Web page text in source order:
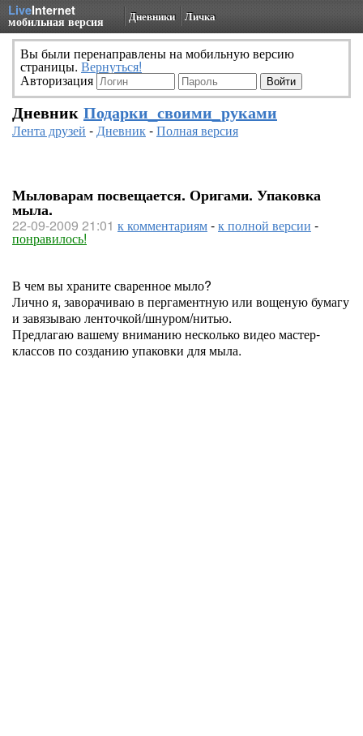
LiveInternet
мобильная версия Дневники Личка
Вы были перенаправлены на мобильную версию
страницы. Вернуться!
Авторизация
Дневник Подарки_своими_руками
Лента друзей -Дневник-Полная версия
Мыловарам посвещается. Оригами. Упаковка
мыла.
22-09-2009 21:01 к комментариям-к полной версии -
понравилось!
В чем вы храните сваренное мыло?
Лично я, заворачиваю в пергаментную или вощеную бумагу
и завязываю ленточкой/шнуром/нитью.
Предлагаю вашему вниманию несколько видео мастер-
классов по созданию упаковки для мыла.